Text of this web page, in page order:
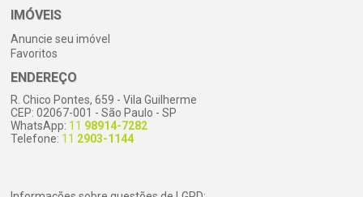
IMÓVEIS
Anuncie seu imóvel
Favoritos
ENDEREÇO
R. Chico Pontes, 659 - Vila Guilherme
CEP: 02067-001 - São Paulo - SP
WhatsApp: 11 98914-7282
Telefone: 11 2903-1144